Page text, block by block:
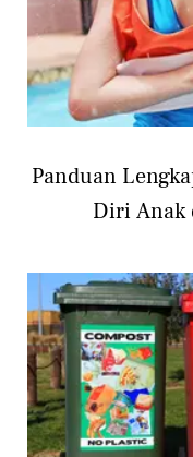
Panduan
Diri Anak